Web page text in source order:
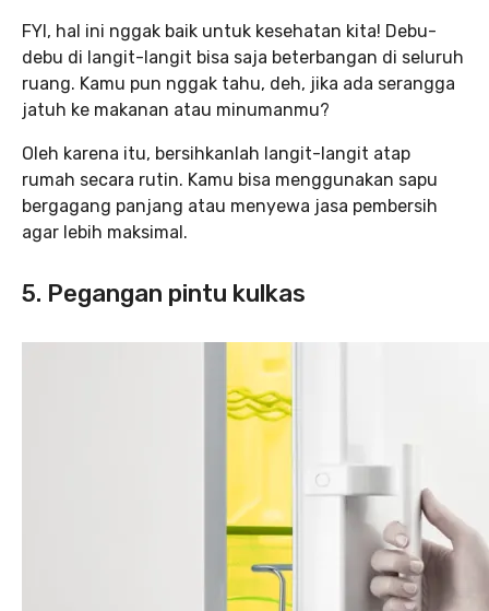
FYI, hal ini nggak baik untuk kesehatan kita! Debu-
debu di langit-langit bisa saja beterbangan di seluruh
ruang. Kamu pun nggak tahu, deh, jika ada serangga
jatuh ke makanan atau minumanmu?
Oleh karena itu, bersihkanlah langit-langit atap
rumah secara rutin. Kamu bisa menggunakan sapu
bergagang panjang atau menyewa jasa pembersih
agar lebih maksimal.
5. Pegangan pintu kulkas